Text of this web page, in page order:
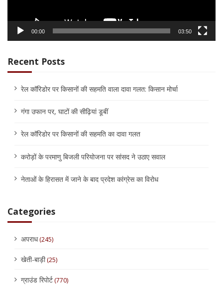
00:00 03:50
Recent Posts
रेल कॉरिडोर पर किसानों की सहमति वाला दावा गलत: किसान मोर्चा
गंगा उफान पर, घाटों की सीढ़ियां डूबीं
रेल कॉरिडोर पर किसानों की सहमति का दावा गलत
करोड़ों के परमाणु बिजली परियोजना पर सांसद ने उठाए सवाल
नेताओं के हिरासत में जाने के बाद प्रदेश कांग्रेस का विरोध
Categories
अपराध(245)
खेती-बाड़ी(25)
ग्राउंड रिपोर्ट(770)